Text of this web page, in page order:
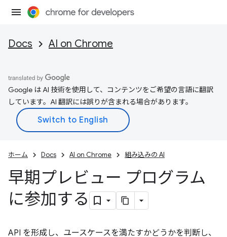
Docs AI on Chrome
Google は AI 技術を使用して、コンテンツをご希望の言語に翻訳
しています。AI 翻訳には誤りが含まれる場合があります。
ホーム Docs AI on Chrome 組み込みの AI
早期プレビュー プログラム
に参加する
API を形成し、ユースケースを満たすかどうかを判断し、